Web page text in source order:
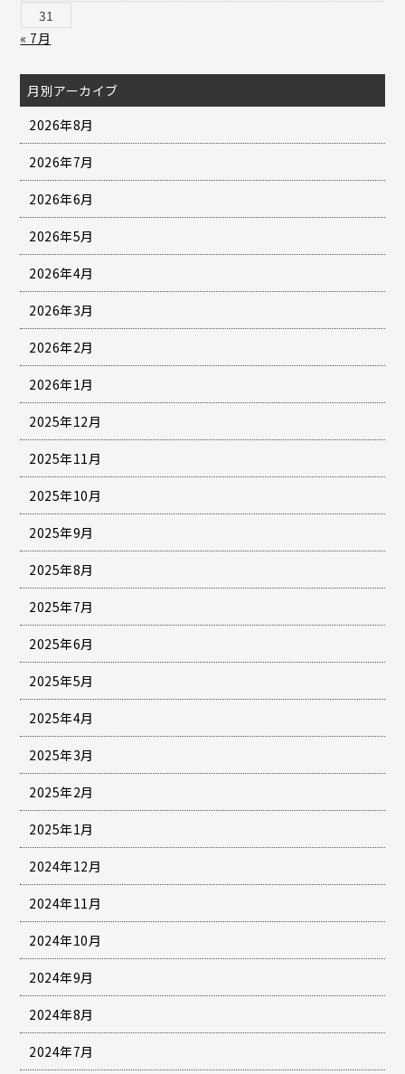
31
« 7月
月別アーカイブ
2026年8月
2026年7月
2026年6月
2026年5月
2026年4月
2026年3月
2026年2月
2026年1月
2025年12月
2025年11月
2025年10月
2025年9月
2025年8月
2025年7月
2025年6月
2025年5月
2025年4月
2025年3月
2025年2月
2025年1月
2024年12月
2024年11月
2024年10月
2024年9月
2024年8月
2024年7月